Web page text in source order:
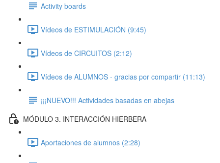
Activity boards
Vídeos de ESTIMULACIÓN (9:45)
Vídeos de CIRCUITOS (2:12)
Vídeos de ALUMNOS - gracias por compartir (11:13)
¡¡¡NUEVO!!! Actividades basadas en abejas
MÓDULO 3. INTERACCIÓN HIERBERA
Aportaciones de alumnos (2:28)